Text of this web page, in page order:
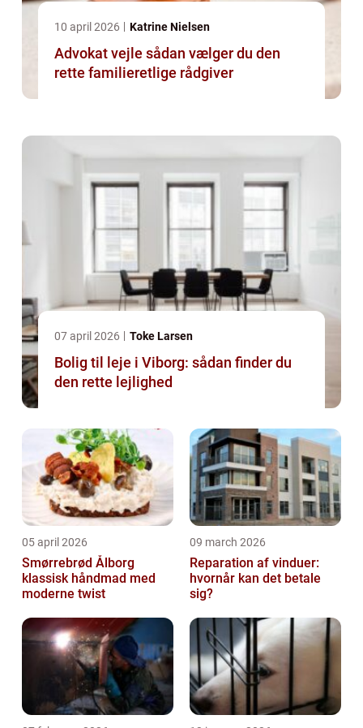
10 april 2026 Katrine Nielsen
Advokat vejle sådan vælger du den
rette familieretlige rådgiver
07 april 2026 Toke Larsen
Bolig til leje i Viborg: sådan finder du
den rette lejlighed
05 april 2026
Smørrebrød Ålborg
klassisk håndmad med
moderne twist
09 march 2026
Reparation af vinduer:
hvornår kan det betale
sig?